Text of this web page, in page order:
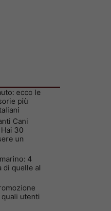
ecco le
più
Cani
30
un
4
di quelle al
utenti